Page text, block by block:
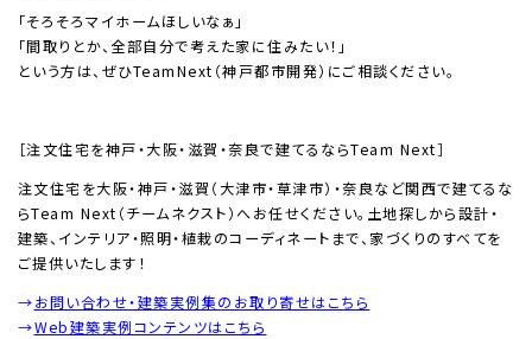
「そろそろマイホームほしいなぁ」
「間取りとか、全部自分で考えた家に住みたい！」
という方は、ぜひTeamNext（神戸都市開発）にご相談ください。
［注文住宅を神戸・大阪・滋賀・奈良で建てるならTeam Next］
注文住宅を大阪・神戸・滋賀（大津市・草津市）・奈良など関西で建てるな
らTeam Next（チームネクスト）へお任せください。土地探しから設計・
建築、インテリア・照明・植栽のコーディネートまで、家づくりのすべてを
ご提供いたします！
→お問い合わせ・建築実例集のお取り寄せはこちら
→Web建築実例コンテンツはこちら